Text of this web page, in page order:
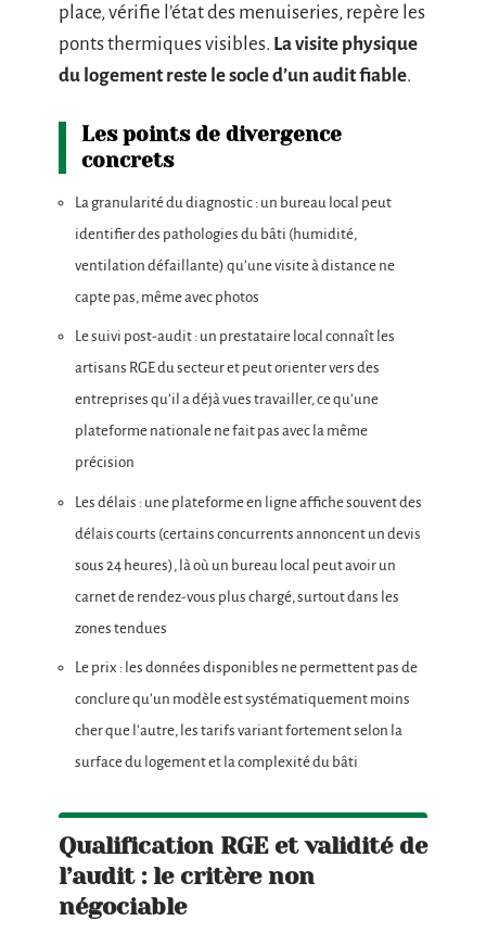
place, vérifie l’état des menuiseries, repère les
ponts thermiques visibles. La visite physique
du logement reste le socle d’un audit fiable.
Les points de divergence
concrets
La granularité du diagnostic : un bureau local peut
identifier des pathologies du bâti (humidité,
ventilation défaillante) qu’une visite à distance ne
capte pas, même avec photos
Le suivi post-audit : un prestataire local connaît les
artisans RGE du secteur et peut orienter vers des
entreprises qu’il a déjà vues travailler, ce qu’une
plateforme nationale ne fait pas avec la même
précision
Les délais : une plateforme en ligne affiche souvent des
délais courts (certains concurrents annoncent un devis
sous 24 heures), là où un bureau local peut avoir un
carnet de rendez-vous plus chargé, surtout dans les
zones tendues
Le prix : les données disponibles ne permettent pas de
conclure qu’un modèle est systématiquement moins
cher que l’autre, les tarifs variant fortement selon la
surface du logement et la complexité du bâti
Qualification RGE et validité de
l’audit : le critère non
négociable